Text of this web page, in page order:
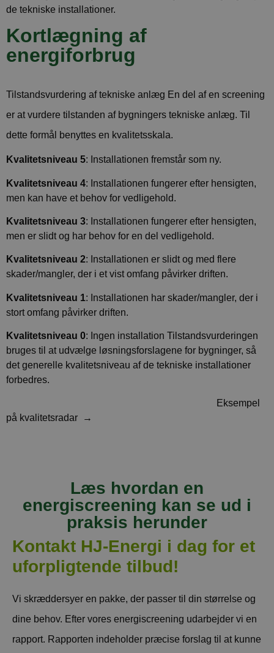
de tekniske installationer.
Kortlægning af
energiforbrug
Tilstandsvurdering af tekniske anlæg En del af en screening
er at vurdere tilstanden af bygningers tekniske anlæg. Til
dette formål benyttes en kvalitetsskala.
Kvalitetsniveau 5: Installationen fremstår som ny.
Kvalitetsniveau 4: Installationen fungerer efter hensigten,
men kan have et behov for vedligehold.
Kvalitetsniveau 3: Installationen fungerer efter hensigten,
men er slidt og har behov for en del vedligehold.
Kvalitetsniveau 2: Installationen er slidt og med flere
skader/mangler, der i et vist omfang påvirker driften.
Kvalitetsniveau 1: Installationen har skader/mangler, der i
stort omfang påvirker driften.
Kvalitetsniveau 0: Ingen installation Tilstandsvurderingen
bruges til at udvælge løsningsforslagene for bygninger, så
det generelle kvalitetsniveau af de tekniske installationer
forbedres.
Eksempel
på kvalitetsradar →
Læs hvordan en
energiscreening kan se ud i
praksis herunder
Kontakt HJ-Energi i dag for et
uforpligtende tilbud!
Vi skræddersyer en pakke, der passer til din størrelse og
dine behov. Efter vores energiscreening udarbejder vi en
rapport. Rapporten indeholder præcise forslag til at kunne